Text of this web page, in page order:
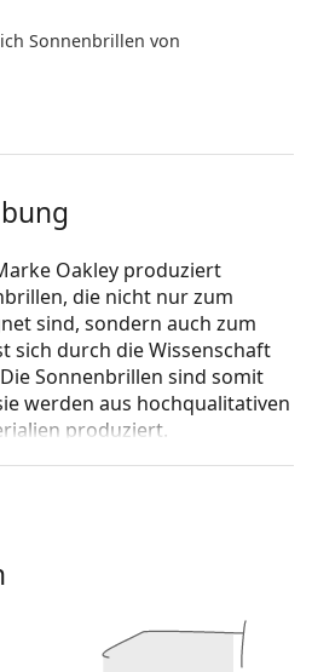
Sonnenbrillen von
Oakley produziert
die nicht nur zum
sind, sondern auch zum
sich durch die Wissenschaft
Sonnenbrillen sind somit
werden aus hochqualitativen
produziert.
05 60ist eine Sonnenbrille
wie Sie mit dieser